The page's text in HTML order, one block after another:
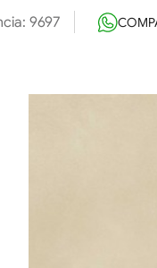
: 9697